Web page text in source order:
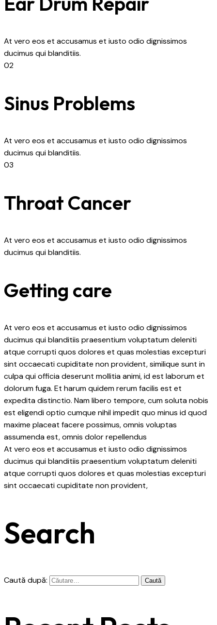
At vero eos et accusamus et iusto odio dignissimos
ducimus qui blanditiis.
02
Sinus Problems
At vero eos et accusamus et iusto odio dignissimos
ducimus qui blanditiis.
03
Throat Cancer
At vero eos et accusamus et iusto odio dignissimos
ducimus qui blanditiis.
Getting care
At vero eos et accusamus et iusto odio dignissimos
ducimus qui blanditiis praesentium voluptatum deleniti
atque corrupti quos dolores et quas molestias excepturi
sint occaecati cupiditate non provident, similique sunt in
culpa qui officia deserunt mollitia animi, id est laborum et
dolorum fuga. Et harum quidem rerum facilis est et
expedita distinctio. Nam libero tempore, cum soluta nobis
est eligendi optio cumque nihil impedit quo minus id quod
maxime placeat facere possimus, omnis voluptas
assumenda est, omnis dolor repellendus
At vero eos et accusamus et iusto odio dignissimos
ducimus qui blanditiis praesentium voluptatum deleniti
atque corrupti quos dolores et quas molestias excepturi
sint occaecati cupiditate non provident,
Search
Caută după: